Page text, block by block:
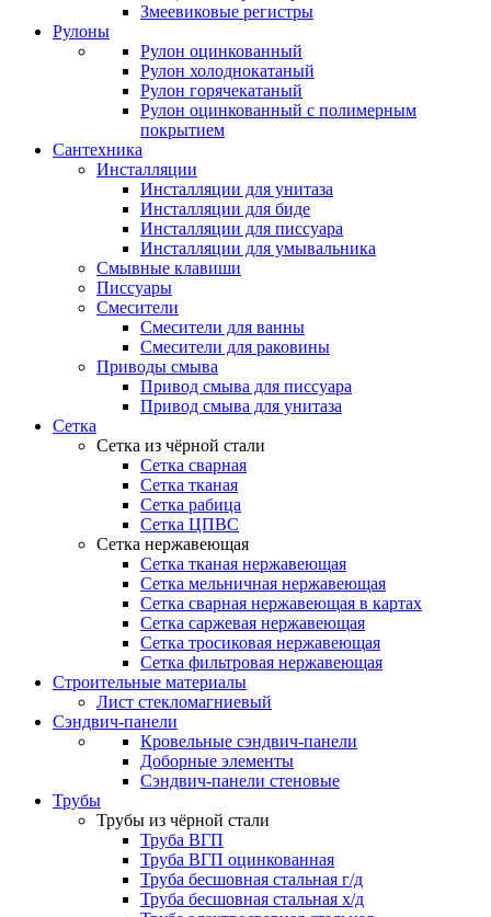
Змеевиковые регистры
Рулоны
Рулон оцинкованный
Рулон холоднокатаный
Рулон горячекатаный
Рулон оцинкованный с полимерным
покрытием
Сантехника
Инсталляции
Инсталляции для унитаза
Инсталляции для биде
Инсталляции для писсуара
Инсталляции для умывальника
Смывные клавиши
Писсуары
Смесители
Смесители для ванны
Смесители для раковины
Приводы смыва
Привод смыва для писсуара
Привод смыва для унитаза
Сетка
Сетка из чёрной стали
Сетка сварная
Сетка тканая
Сетка рабица
Сетка ЦПВС
Сетка нержавеющая
Сетка тканая нержавеющая
Сетка мельничная нержавеющая
Сетка сварная нержавеющая в картах
Сетка саржевая нержавеющая
Сетка тросиковая нержавеющая
Сетка фильтровая нержавеющая
Строительные материалы
Лист стекломагниевый
Сэндвич-панели
Кровельные сэндвич-панели
Доборные элементы
Сэндвич-панели стеновые
Трубы
Трубы из чёрной стали
Труба ВГП
Труба ВГП оцинкованная
Труба бесшовная стальная г/д
Труба бесшовная стальная х/д